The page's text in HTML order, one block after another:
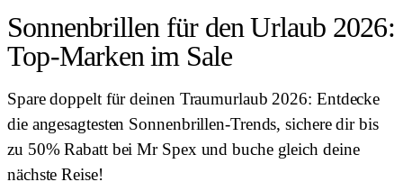
Sonnenbrillen für den Urlaub 2026:
Top-Marken im Sale
Spare doppelt für deinen Traumurlaub 2026: Entdecke
die angesagtesten Sonnenbrillen-Trends, sichere dir bis
zu 50% Rabatt bei Mr Spex und buche gleich deine
nächste Reise!